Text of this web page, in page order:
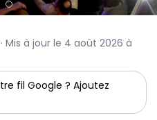
Mis à jour le 4 août 2026 à
fil Google ? Ajoutez